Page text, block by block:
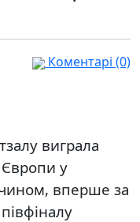
Коментарі (0)
виграла
у
вперше за